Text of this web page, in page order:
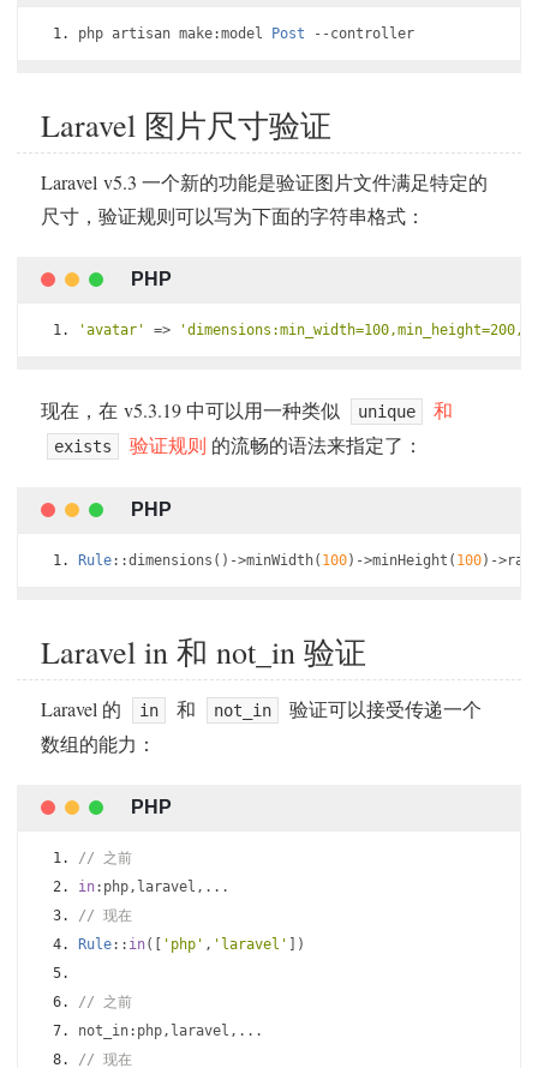
php artisan make:model Post --controller
Laravel 图片尺寸验证
Laravel v5.3 一个新的功能是验证图片文件满足特定的
尺寸，验证规则可以写为下面的字符串格式：
'avatar' =>
现在，在 v5.3.19 中可以用一种类似 unique 和
exists 验证规则 的流畅的语法来指定了：
Rule::dimensions ()->minWidth( 100)->minHeight ( 100)->
Laravel in 和 not_in 验证
Laravel 的 in 和 not_in
验证可以接受传递一个
数组的能力：
// 之前
in: php, laravel ,...
// 现在
Rule:: in([ 'php' , 'laravel' ])
// 之前
not_in: php, laravel ,...
// 现在